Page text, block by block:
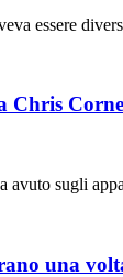
essere
Chris
avuto sugli
una